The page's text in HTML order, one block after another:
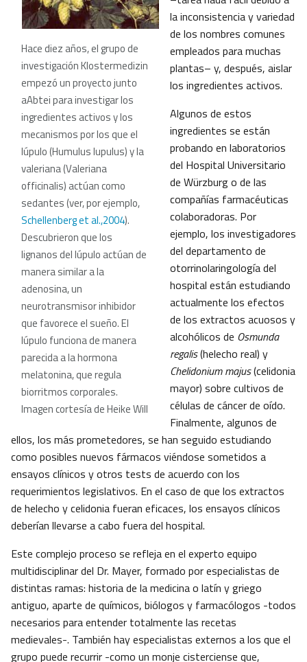
Hace diez años, el grupo de
investigación Klostermedizin
empezó un proyecto junto
aAbtei para investigar los
ingredientes activos y los
mecanismos por los que el
lúpulo (Humulus lupulus) y la
valeriana (Valeriana
officinalis) actúan como
sedantes (ver, por ejemplo,
Schellenberg et al.,2004).
Descubrieron que los
lignanos del lúpulo actúan de
manera similar a la
adenosina, un
neurotransmisor inhibidor
que favorece el sueño. El
lúpulo funciona de manera
parecida a la hormona
melatonina, que regula
biorritmos corporales.
Imagen cortesía de Heike Will
la inconsistencia y variedad
de los nombres comunes
empleados para muchas
plantas– y, después, aislar
los ingredientes activos.
Algunos de estos
ingredientes se están
probando en laboratorios
del Hospital Universitario
de Würzburg o de las
compañías farmacéuticas
colaboradoras. Por
ejemplo, los investigadores
del departamento de
otorrinolaringología del
hospital están estudiando
actualmente los efectos
de los extractos acuosos y
alcohólicos de Osmunda
regalis(helecho real) y
Chelidonium majus(celidonia
mayor) sobre cultivos de
células de cáncer de oído.
Finalmente, algunos de
ellos, los más prometedores, se han seguido estudiando
como posibles nuevos fármacos viéndose sometidos a
ensayos clínicos y otros tests de acuerdo con los
requerimientos legislativos. En el caso de que los extractos
de helecho y celidonia fueran eficaces, los ensayos clínicos
deberían llevarse a cabo fuera del hospital.
Este complejo proceso se refleja en el experto equipo
multidisciplinar del Dr. Mayer, formado por especialistas de
distintas ramas: historia de la medicina o latín y griego
antiguo, aparte de químicos, biólogos y farmacólogos -todos
necesarios para entender totalmente las recetas
medievales-. También hay especialistas externos a los que el
grupo puede recurrir -como un monje cisterciense que,